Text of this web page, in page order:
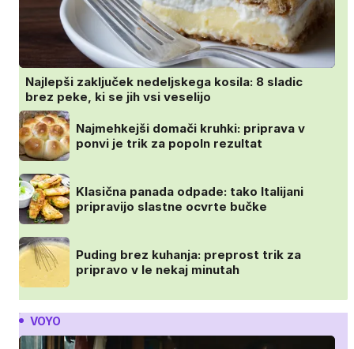
Najlepši zaključek nedeljskega kosila: 8 sladic
brez peke, ki se jih vsi veselijo
Najmehkejši domači kruhki: priprava v
ponvi je trik za popoln rezultat
Klasična panada odpade: tako Italijani
pripravijo slastne ocvrte bučke
Puding brez kuhanja: preprost trik za
pripravo v le nekaj minutah
VOYO